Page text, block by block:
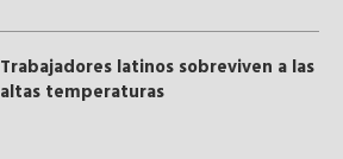
Trabajadores latinos sobreviven a las
altas temperaturas